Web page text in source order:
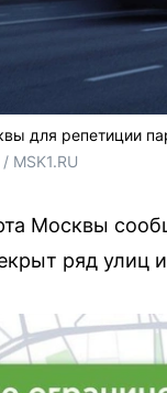
для репетиции
MSK1.RU
Москвы
ряд